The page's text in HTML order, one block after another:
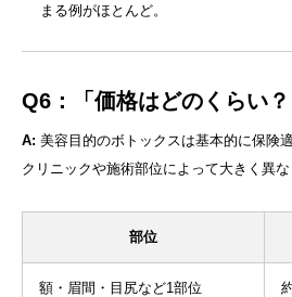
まる例がほとんど。
Q6：「価格はどのくらい？
A: 美容目的のボトックスは基本的に保険
クリニックや施術部位によって大きく異な
部位
額・眉間・目尻など1部位